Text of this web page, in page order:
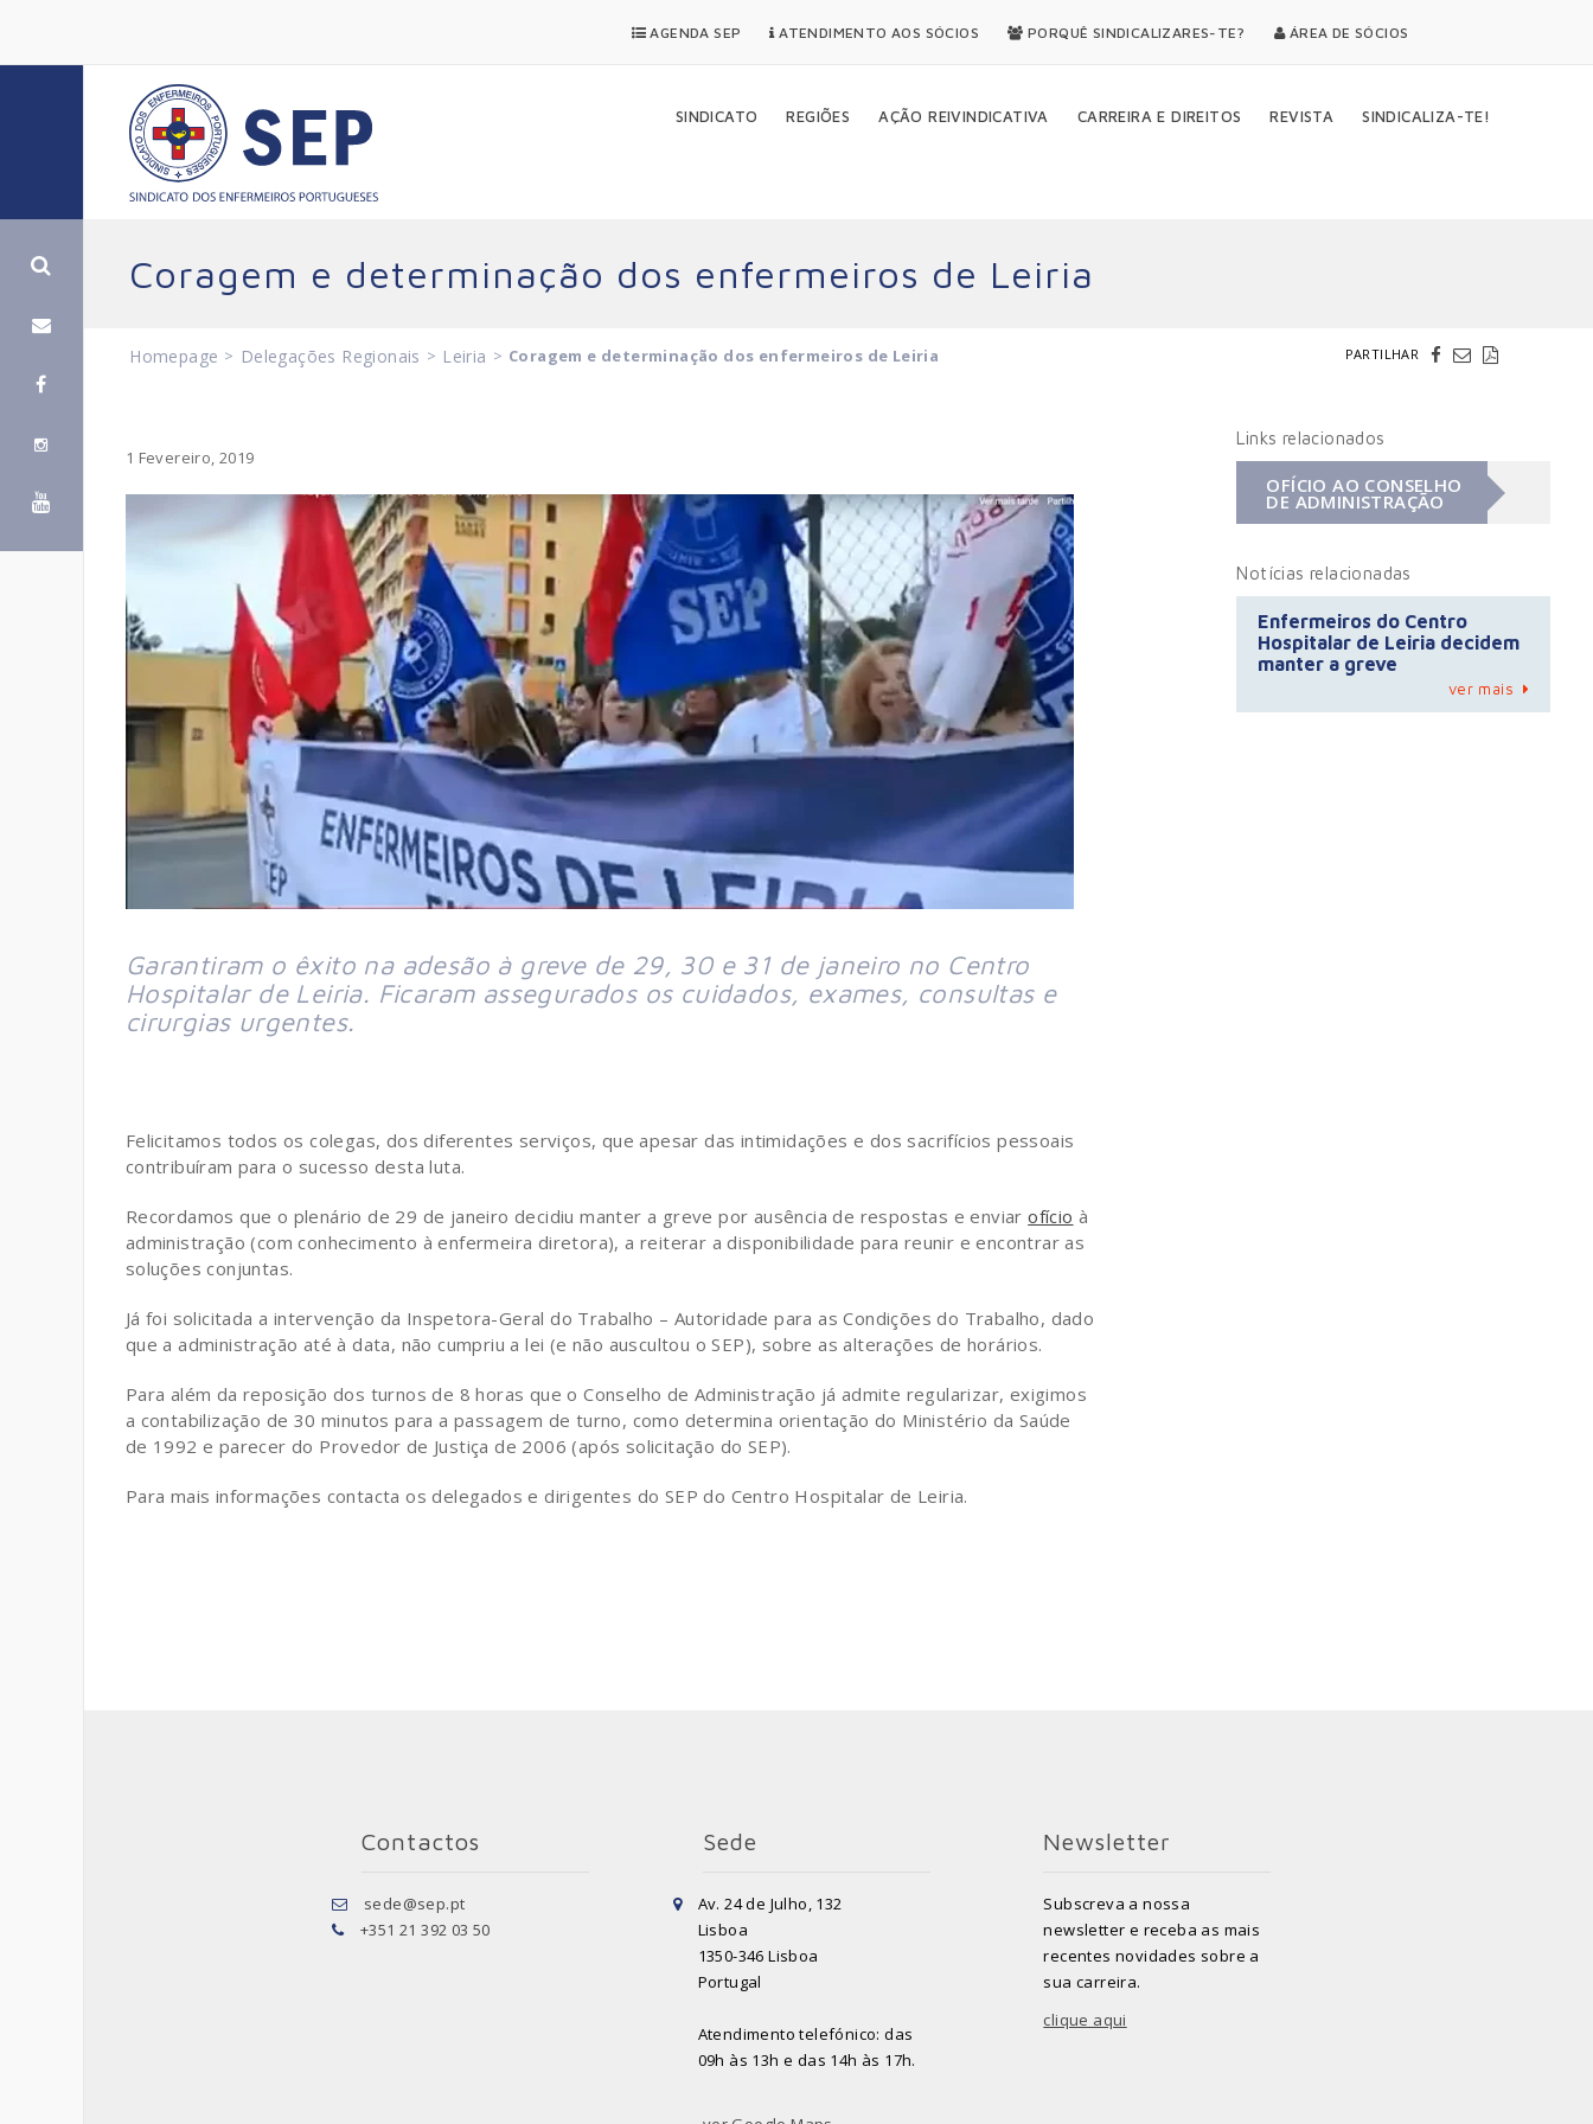
AGENDA SEP ATENDIMENTO AOS SÓCIOS PORQUÊ SINDICALIZARES-TE? ÁREA DE SÓCIOS
SINDICATO REGIÕES AÇÃO REIVINDICATIVA CARREIRA E DIREITOS REVISTA SINDICALIZA-TE!
Coragem e determinação dos enfermeiros de Leiria
Homepage > Delegações Regionais > Leiria > Coragem e determinação dos enfermeiros de Leiria PARTILHAR
1 Fevereiro, 2019
Garantiram o êxito na adesão à greve de 29, 30 e 31 de janeiro no Centro
Hospitalar de Leiria. Ficaram assegurados os cuidados, exames, consultas e
cirurgias urgentes.
Felicitamos todos os colegas, dos diferentes serviços, que apesar das intimidações e dos sacrifícios pessoais
contribuíram para o sucesso desta luta.
Recordamos que o plenário de 29 de janeiro decidiu manter a greve por ausência de respostas e enviarofício à
administração (com conhecimento à enfermeira diretora), a reiterar a disponibilidade para reunir e encontrar as
soluções conjuntas.
Já foi solicitada a intervenção da Inspetora-Geral do Trabalho – Autoridade para as Condições do Trabalho, dado
que a administração até à data, não cumpriu a lei (e não auscultou o SEP), sobre as alterações de horários.
Para além da reposição dos turnos de 8 horas que o Conselho de Administração já admite regularizar, exigimos
a contabilização de 30 minutos para a passagem de turno, como determina orientação do Ministério da Saúde
de 1992 e parecer do Provedor de Justiça de 2006 (após solicitação do SEP).
Para mais informações contacta os delegados e dirigentes do SEP do Centro Hospitalar de Leiria.
Links relacionados
OFÍCIO AO CONSELHO
DE ADMINISTRAÇÃO
Notícias relacionadas
Enfermeiros do Centro
Hospitalar de Leiria decidem
manter a greve
ver mais
Contactos
sede@sep.pt
+351 21 392 03 50
Sede
Av. 24 de Julho, 132
Lisboa
1350-346 Lisboa
Portugal
Atendimento telefónico: das
09h às 13h e das 14h às 17h.
Newsletter
Subscreva a nossa
newsletter e receba as mais
recentes novidades sobre a
sua carreira.
clique aqui